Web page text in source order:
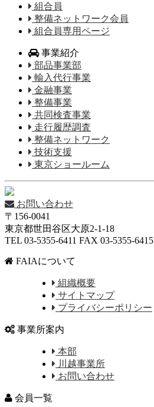
組合員
整備ネットワーク会員
組合員専用ページ
事業紹介
部品事業部
輸入代行事業
金融事業
整備事業
共同検査事業
走行履歴調査
整備ネットワーク
技術支援
東京ショールーム
お問い合わせ
〒156-0041
東京都世田谷区大原2-1-18
TEL 03-5355-6411 FAX 03-5355-6415
FAIAについて
組織概要
サイトマップ
プライバシーポリシー
事業所案内
本部
川越事業所
お問い合わせ
会員一覧